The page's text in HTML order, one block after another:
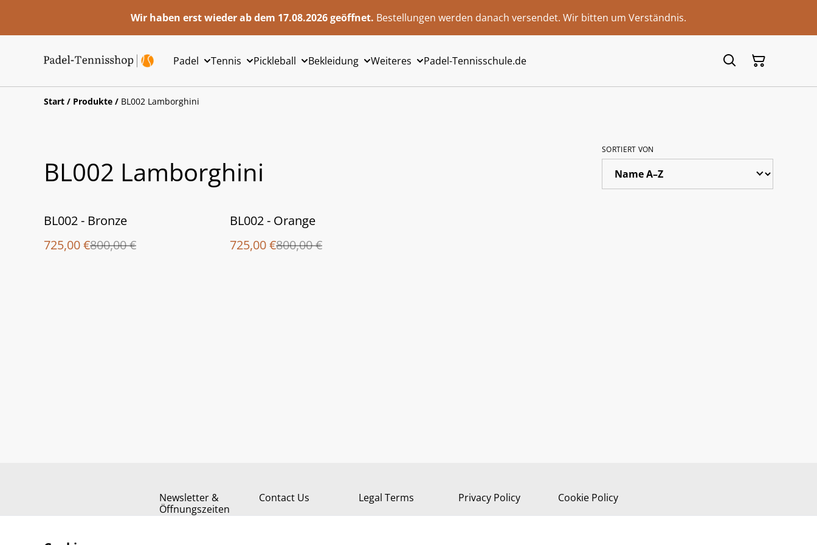
Wir haben erst wieder ab dem 17.08.2026 geöffnet. Bestellungen werden danach versendet. Wir bitten um Verständnis.
Padel Tennis Pickleball Bekleidung Weiteres Padel-Tennisschule.de
Start / Produkte / BL002 Lamborghini
BL002 Lamborghini
SORTIERT VON
%
BL002 - Bronze
725,00 €800,00 €
%
BL002 - Orange
725,00 €800,00 €
Newsletter &
Öffnungszeiten
Contact Us Legal Terms Privacy Policy Cookie Policy